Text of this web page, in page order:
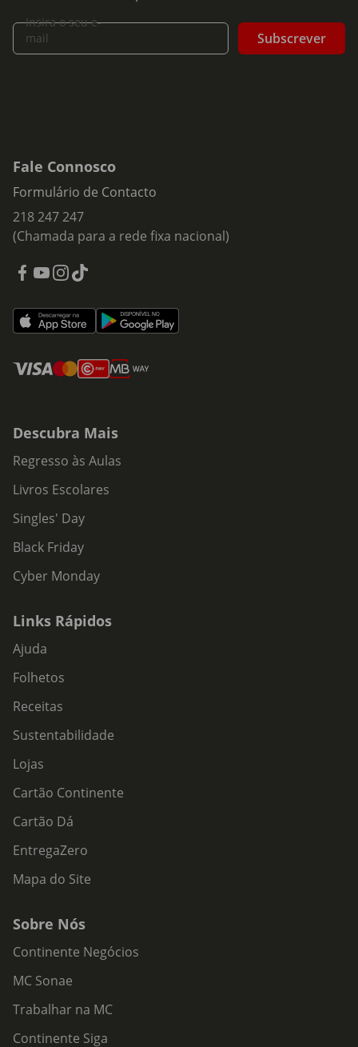
Insira o seu e-
mail
Subscrever
Fale Connosco
Formulário de Contacto
218 247 247
(Chamada para a rede fixa nacional)
Descubra Mais
Regresso às Aulas
Livros Escolares
Singles' Day
Black Friday
Cyber Monday
Links Rápidos
Ajuda
Folhetos
Receitas
Sustentabilidade
Lojas
Cartão Continente
Cartão Dá
EntregaZero
Mapa do Site
Sobre Nós
Continente Negócios
MC Sonae
Trabalhar na MC
Continente Siga